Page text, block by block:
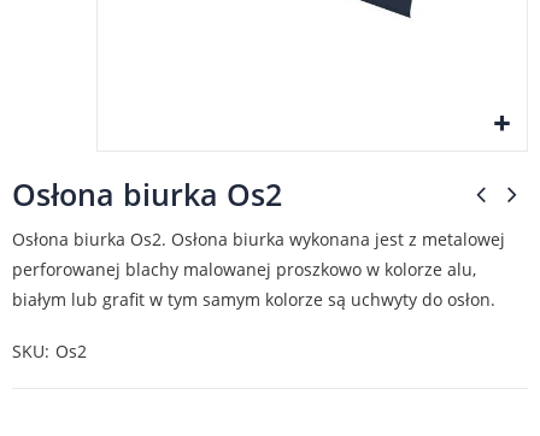
Osłona biurka Os2
Osłona biurka Os2. Osłona biurka wykonana jest z metalowej
perforowanej blachy malowanej proszkowo w kolorze alu,
białym lub grafit w tym samym kolorze są uchwyty do osłon.
SKU Os2